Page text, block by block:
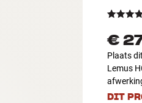
€
Plaats
Lemus
DIT